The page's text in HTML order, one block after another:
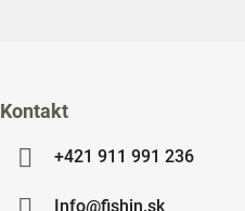
Kontakt
+421 911 991 236
Info@fishin.sk